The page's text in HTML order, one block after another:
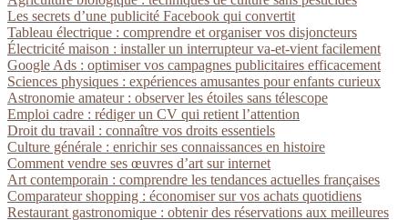
Les secrets d’une publicité Facebook qui convertit
Tableau électrique : comprendre et organiser vos disjoncteurs
Électricité maison : installer un interrupteur va-et-vient facilement
Google Ads : optimiser vos campagnes publicitaires efficacement
Sciences physiques : expériences amusantes pour enfants curieux
Astronomie amateur : observer les étoiles sans télescope
Emploi cadre : rédiger un CV qui retient l’attention
Droit du travail : connaître vos droits essentiels
Culture générale : enrichir ses connaissances en histoire
Comment vendre ses œuvres d’art sur internet
Art contemporain : comprendre les tendances actuelles françaises
Comparateur shopping : économiser sur vos achats quotidiens
Restaurant gastronomique : obtenir des réservations aux meilleures